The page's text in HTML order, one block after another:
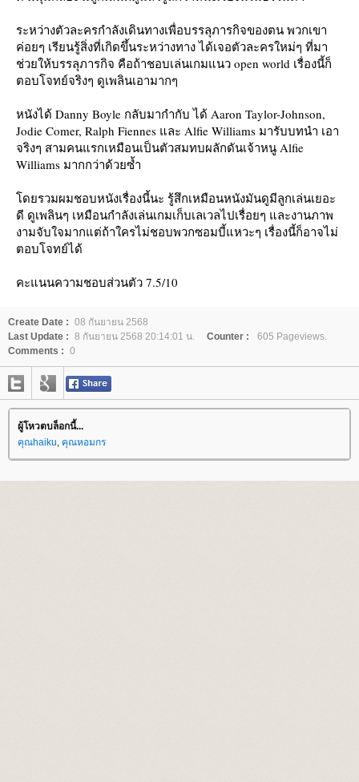
ระหว่างตัวละครกำลังเดินทางเพื่อบรรลุภารกิจของตน พวกเขา
ค่อยๆ เรียนรู้สิ่งที่เกิดขึ้นระหว่างทาง ได้เจอตัวละครใหม่ๆ ที่มา
ช่วยให้บรรลุภารกิจ คือถ้าชอบเล่นเกมแนว open world เรื่องนี้ก็
ตอบโจทย์จริงๆ ดูเพลินเอามากๆ
หนังได้ Danny Boyle กลับมากำกับ ได้ Aaron Taylor-Johnson,
Jodie Comer, Ralph Fiennes และ Alfie Williams มารับบทนำ เอา
จริงๆ สามคนแรกเหมือนเป็นตัวสมทบผลักดันเจ้าหนู Alfie
Williams มากกว่าด้วยซ้ำ
ดยรวมผมชอบหนังเรื่องนี้นะ รู้สึกเหมือนหนังมันดูมีลูกเล่นเยอะ
ดี ดูเพลินๆ เหมือนกำลังเล่นเกมเก็บเลเวลไปเรื่อยๆ และงานภาพ
งามจับใจมากแต่ถ้าใครไม่ชอบพวกซอมบี้แหวะๆ เรื่องนี้ก็อาจไม่
ตอบโจทย์ได้
คะแนนความชอบส่วนตัว 7.5/10
Create Date : 08 กันยายน 2568
Last Update : 8 กันยายน 2568 20:14:01 น. Counter :
605 Pageviews.
Comments : 0
ผู้โหวตบล็อกนี้...
คุณhaiku, คุณหอมกร